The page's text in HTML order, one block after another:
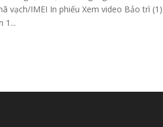
vạch/IMEI In phiếu Xem video Bảo trì
1...